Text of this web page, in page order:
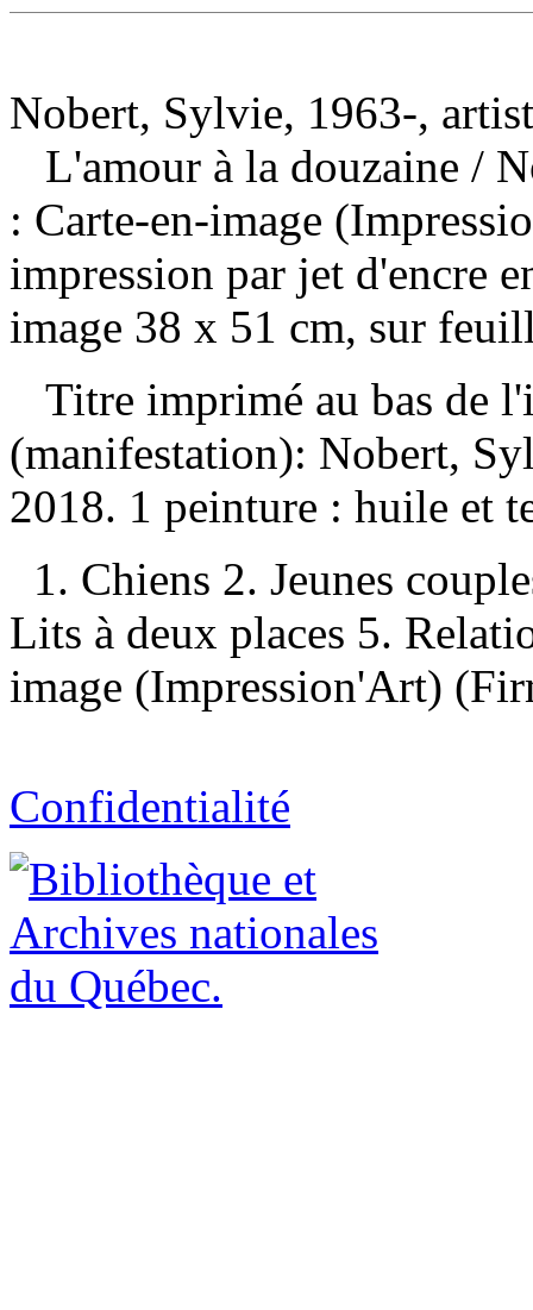
Nobert, Sylvie, 1963-,
L'amour à la douzaine /
: Carte-en-image
impression par jet d'encre
image 38 x 51 cm, sur
Titre imprimé au bas de
(manifestation): Nobert,
2018. 1 peinture : huile et
1. Chiens 2. Jeunes
Lits à deux places 5.
image (Impression'Art)
Confidentialité